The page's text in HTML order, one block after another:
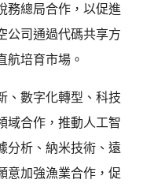
務總局合作，以促進
公司通過代碼共享方
航培育市場。
、數字化轉型、科技
域合作，推動人工智
分析、納米技術、遠
意加強漁業合作，促